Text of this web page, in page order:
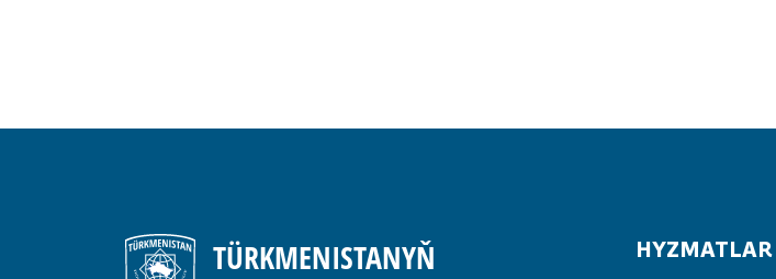
TÜRKMENISTANYŇ HYZMATLAR